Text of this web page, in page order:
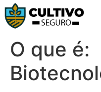
O que é: